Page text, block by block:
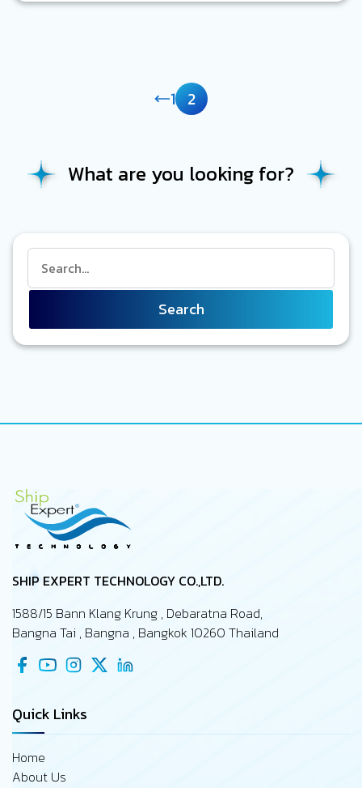
สำหรับสถาณีเรือช่วยชีวิต ทุกคนประจำที่…
1 2
What are you looking for?
Search
SHIP EXPERT TECHNOLOGY CO.,LTD.
1588/15 Bann Klang Krung , Debaratna Road,
Bangna Tai , Bangna , Bangkok 10260 Thailand
Quick Links
Home
About Us